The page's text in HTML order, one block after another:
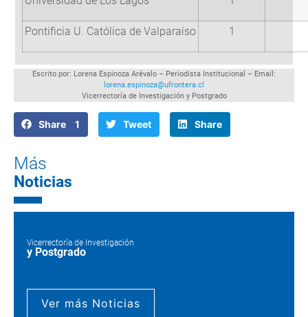
Pontificia U. Católica de Valparaíso 1
Escrito por: Lorena Espinoza Arévalo – Periodista Institucional – Email:
lorena.espinoza@ufrontera.cl
Vicerrectoría de Investigación y Postgrado
Share 1 Tweet Share
Más
Noticias
Vicerrectoría de Investigación
y Postgrado
Ver más Noticias